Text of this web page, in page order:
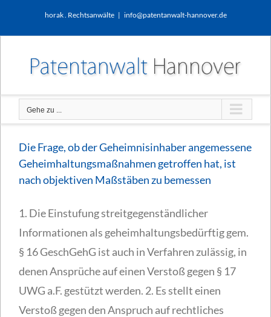
horak . Rechtsanwälte | info@patentanwalt-hannover.de
Gehe zu ...
Die Frage, ob der Geheimnisinhaber angemessene
Geheimhaltungsmaßnahmen getroffen hat, ist
nach objektiven Maßstäben zu bemessen
1. Die Einstufung streitgegenständlicher
Informationen als geheimhaltungsbedürftig gem.
§ 16 GeschGehG ist auch in Verfahren zulässig, in
denen Ansprüche auf einen Verstoß gegen § 17
UWG a.F. gestützt werden. 2. Es stellt einen
Verstoß gegen den Anspruch auf rechtliches